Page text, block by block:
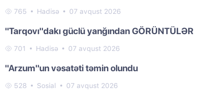
765 Hadisə 07 avqust 2026
"Tarqovı"dakı güclü yanğından GÖRÜNTÜLƏR
701 Hadisə 07 avqust 2026
"Arzum"un vəsatəti təmin olundu
528 Sosial 07 avqust 2026